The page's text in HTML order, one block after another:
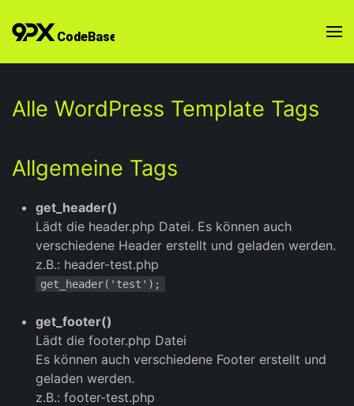
Alle WordPress Template Tags
Allgemeine Tags
get_header()
Lädt die header.php Datei. Es können auch
verschiedene Header erstellt und geladen werden.
z.B.: header-test.php
get_header('test');
get_footer()
Lädt die footer.php Datei
Es können auch verschiedene Footer erstellt und
geladen werden.
z.B.: footer-test.php